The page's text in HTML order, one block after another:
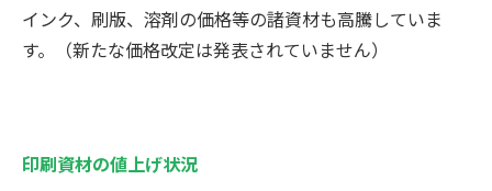
インク、刷版、溶剤の価格等の諸資材も高騰していま
す。（新たな価格改定は発表されていません）
印刷資材の値上げ状況